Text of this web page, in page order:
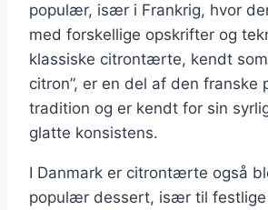
populær, især i Frankrig, hvor
med forskellige opskrifter og
klassiske citrontærte, kendt
citron”, er en del af den franske
tradition og er kendt for sin
glatte konsistens.
I Danmark er citrontærte også
populær dessert, især til festlige